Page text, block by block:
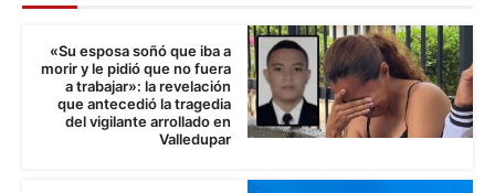
«Su esposa soñó que iba a
morir y le pidió que no fuera
a trabajar»: la revelación
que antecedió la tragedia
del vigilante arrollado en
Valledupar